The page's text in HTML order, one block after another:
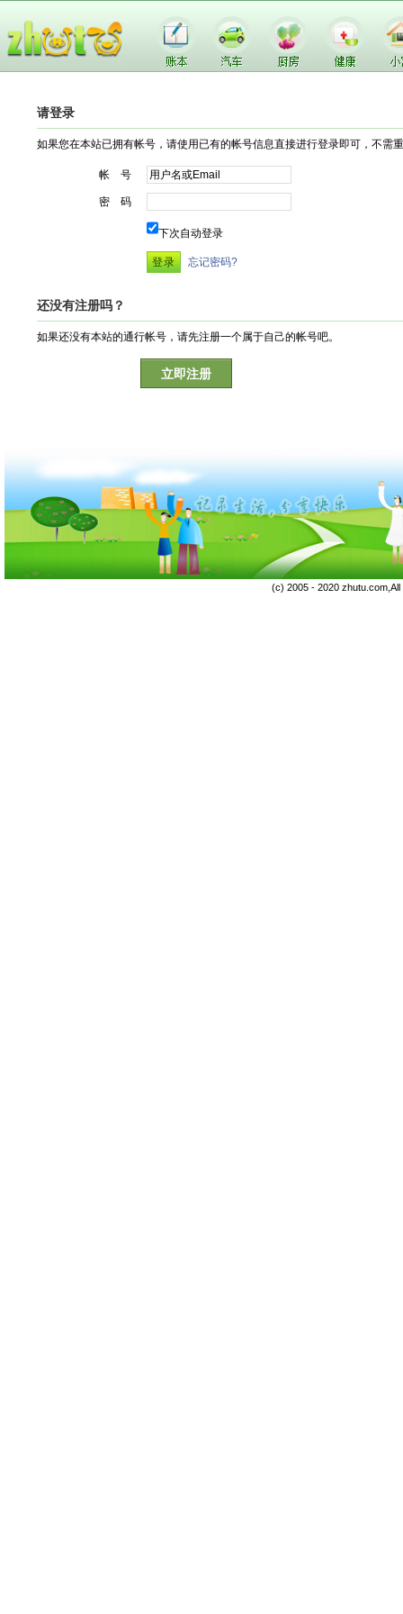
请登录
如果您在本站已拥有帐号，请使用已有的帐号信息直接进行登录即可，不需
帐 号
密 码
下次自动登录
忘记密码?
还没有注册吗？
如果还没有本站的通行帐号，请先注册一个属于自己的帐号吧。
立即注册
(c) 2005 - 2020